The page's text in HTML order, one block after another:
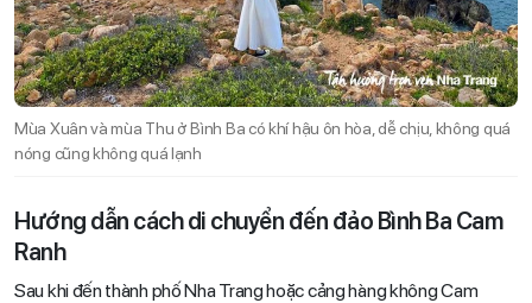
Mùa Xuân và mùa Thu ở Bình Ba có khí hậu ôn hòa, dễ chịu, không quá
nóng cũng không quá lạnh
Hướng dẫn cách di chuyển đến đảo Bình Ba Cam
Ranh
Sau khi đến thành phố Nha Trang hoặc cảng hàng không Cam